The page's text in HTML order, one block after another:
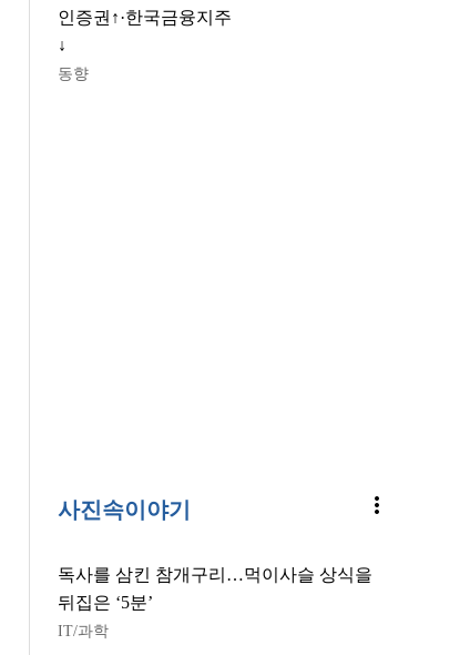
인증권↑·한국금융지주
↓
동향
사진속이야기 more_vert
독사를 삼킨 참개구리…먹이사슬 상식을
뒤집은 ‘5분’
IT/과학